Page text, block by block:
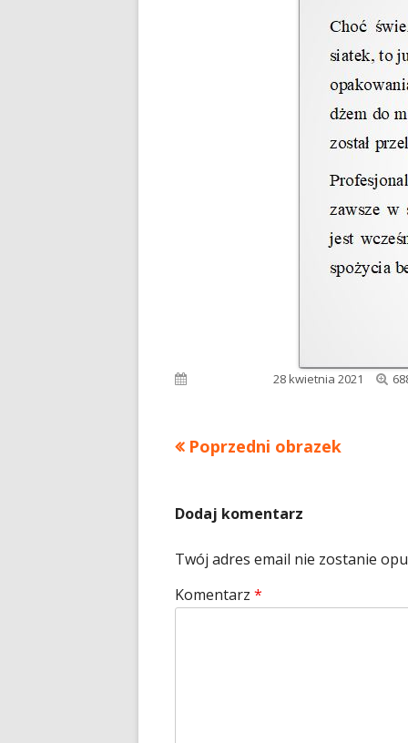
Opublikowano28 kwietnia 2021
Poprzedni obrazek
Dodaj komentarz
Twój adres email nie zostanie
Komentarz *